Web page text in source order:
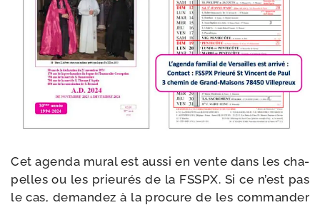
Cet agen­da mural est aus­si en vente dans les cha­
pelles ou les prieu­rés de la FSSPX. Si ce n’est pas
le cas, deman­dez à la pro­cure de les com­man­der